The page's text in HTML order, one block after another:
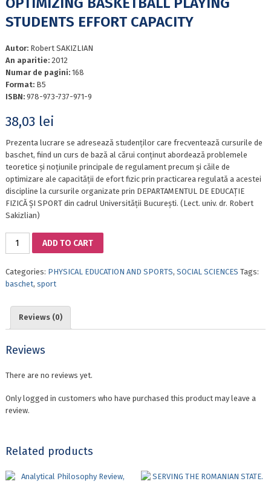
STUDENTS EFFORT CAPACITY
Autor: Robert SAKIZLIAN
An aparitie: 2012
Numar de pagini: 168
Format: B5
ISBN: 978-973-737-971-9
38,03 lei
Prezenta lucrare se adresează studenților care frecventează cursurile de
baschet, fiind un curs de bază al cărui conținut abordează problemele
teoretice și noțiunile principale de regulament precum și căile de
optimizare ale capacității de efort fizic prin practicarea regulată a acestei
discipline la cursurile organizate prin DEPARTAMENTUL DE EDUCAȚIE
FIZICĂ ȘI SPORT din cadrul Universității București. (Lect. univ. dr. Robert
Sakizlian)
OPTIMIZING
BASKETBALL
STUDENTS
EFFORT
ADD TO CART
Categories: PHYSICAL EDUCATION AND SPORTS, SOCIAL SCIENCES Tags:
baschet, sport
Reviews (0)
Reviews
There are no reviews yet.
Only logged in customers who have purchased this product may leave a
review.
Related products